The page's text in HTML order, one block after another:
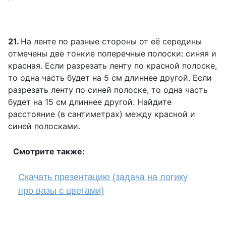
21. На ленте по разные стороны от её середины
отмечены две тонкие поперечные полоски: синяя и
красная. Если разрезать ленту по красной полоске,
то одна часть будет на 5 см длиннее другой. Если
разрезать ленту по синей полоске, то одна часть
будет на 15 см длиннее другой. Найдите
расстояние (в сантиметрах) между красной и
синей полосками.
Смотрите также:
Cкачать презентацию (задача на логику
про вазы с цветами)